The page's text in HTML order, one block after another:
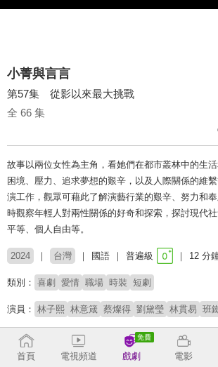
小菁與言言
第57集 從影以來最大挑戰
全 66 集
故事以兩位女性為主角，看她們在都市叢林中的生
困境、壓力、追求夢想的艱辛，以及人際關係的維
演工作，觀眾可藉此了解演藝行業的艱辛、努力和
時觀察年輕人對兩性關係的好奇和探索，探討現代
平等、個人自由等。
2024 台灣 國語 普遍級 12 分
類別： 喜劇 愛情 職場 時裝 短劇
演員： 林子熙 林意箴 蔡燦得 劉黛瑩 林貫易 班
導演： 曾培善 練健輝
首頁 電視頻道 戲劇 電影